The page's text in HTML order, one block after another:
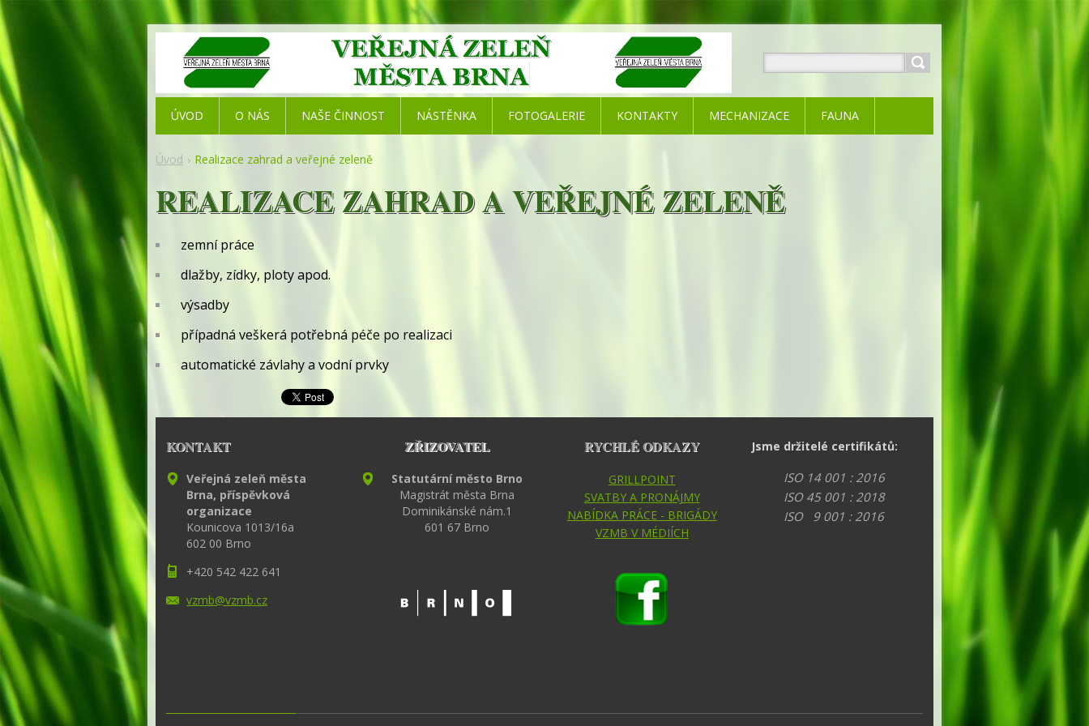
Úvod Realizace zahrad a veřejné zeleně
REALIZACE ZAHRAD A VEŘEJNÉ ZELENĚ
zemní práce
dlažby, zídky, ploty apod.
výsadby
případná veškerá potřebná péče po realizaci
automatické závlahy a vodní prvky
ÚVOD O NÁS NAŠE ČINNOST NÁSTĚNKA FOTOGALERIE KONTAKTY MECHANIZACE FAUNA
KONTAKT
Veřejná zeleň města
Brna, příspěvková
organizace
Kounicova 1013/16a
602 00 Brno
+420 542 422 641
vzmb@vzmb.cz
ZŘIZOVATEL
Statutární město Brno
Magistrát města Brna
Dominikánské nám.1
601 67 Brno
RYCHLÉ ODKAZY
GRILLPOINT
SVATBY A PRONÁJMY
NABÍDKA PRÁCE - BRIGÁDY
VZMB V MÉDIÍCH
Jsme držitelé certifikátů:
ISO 14 001 : 2016
ISO 45 001 : 2018
ISO 9 001 : 2016